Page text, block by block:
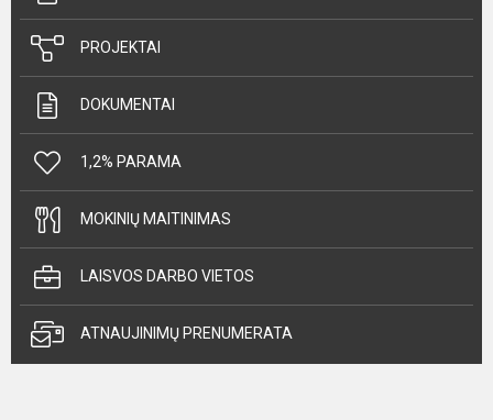
PROJEKTAI
DOKUMENTAI
1,2% PARAMA
MOKINIŲ MAITINIMAS
LAISVOS DARBO VIETOS
ATNAUJINIMŲ PRENUMERATA